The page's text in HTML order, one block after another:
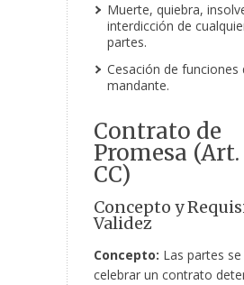
Muerte, quiebra,
interdicción de
partes.
Cesación de funciones
mandante.
Contrato de
Promesa (Art.
CC)
Concepto y
Validez
Concepto: Las partes
celebrar un contrato